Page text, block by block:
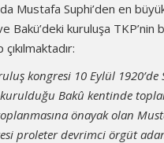
Mustafa Suphi’den en
Bakü’deki kuruluşa TKP’nin
kongresi 10 Eylül 1920’de
Bakû kentinde
önayak olan
proleter devrimci örgüt